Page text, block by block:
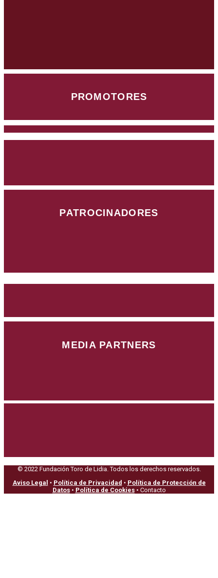
PROMOTORES
PATROCINADORES
MEDIA PARTNERS
© 2022 Fundación Toro de Lidia. Todos los derechos reservados.
Aviso Legal • Política de Privacidad • Política de Protección de
Datos• Política de Cookies• Contacto